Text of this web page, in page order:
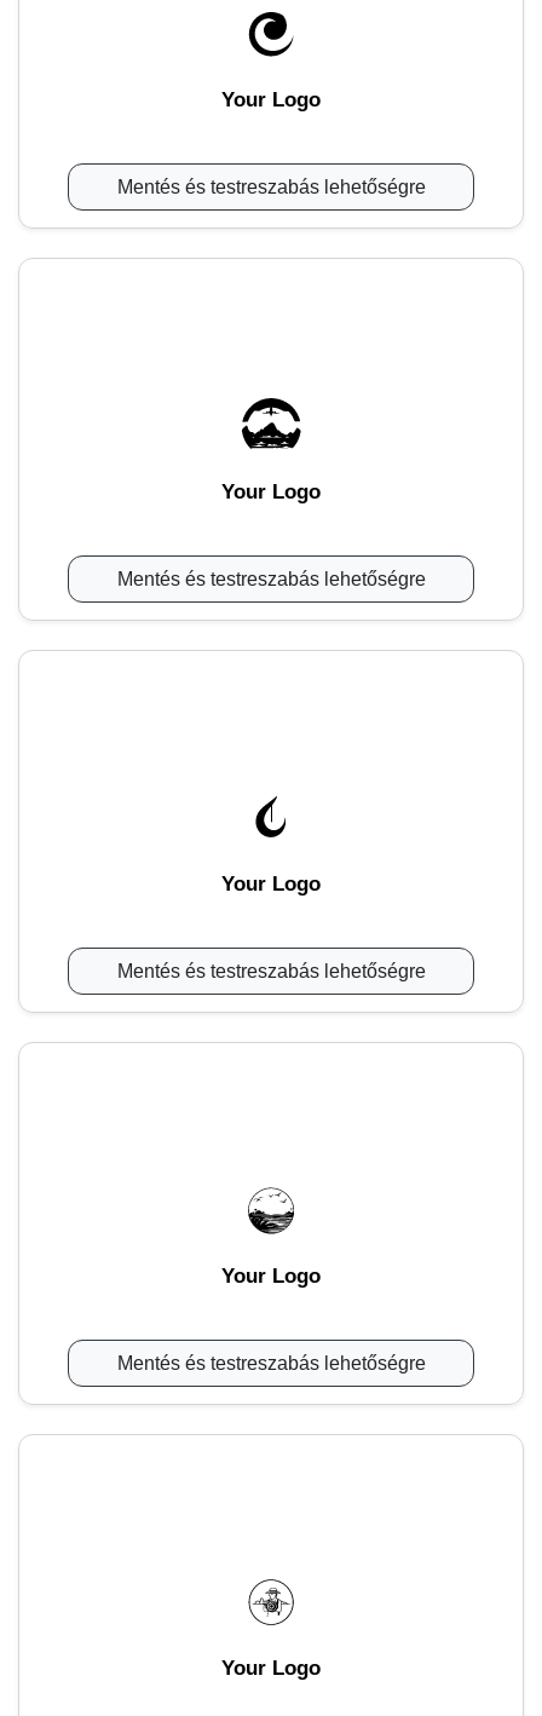
Your Logo
Mentés és testreszabás lehetőségre
Your Logo
Mentés és testreszabás lehetőségre
Your Logo
Mentés és testreszabás lehetőségre
Your Logo
Mentés és testreszabás lehetőségre
Your Logo